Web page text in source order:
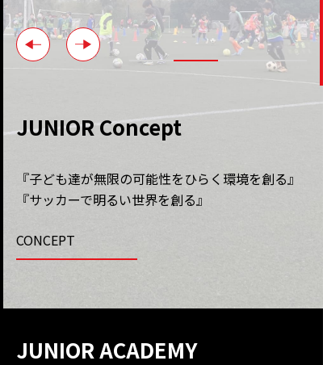
JUNIOR Concept
『子ども達が無限の可能性をひらく環境を創る』
『サッカーで明るい世界を創る』
CONCEPT
JUNIOR ACADEMY